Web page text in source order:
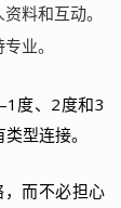
料和互动。
业。
度、2度和3
型连接。
而不必担心